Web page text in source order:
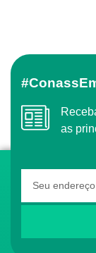
Receba o conteúdo semanal do Conass com
as